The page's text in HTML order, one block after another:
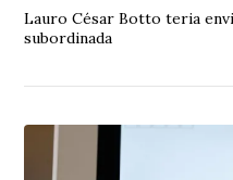
Lauro César Botto teria
subordinada